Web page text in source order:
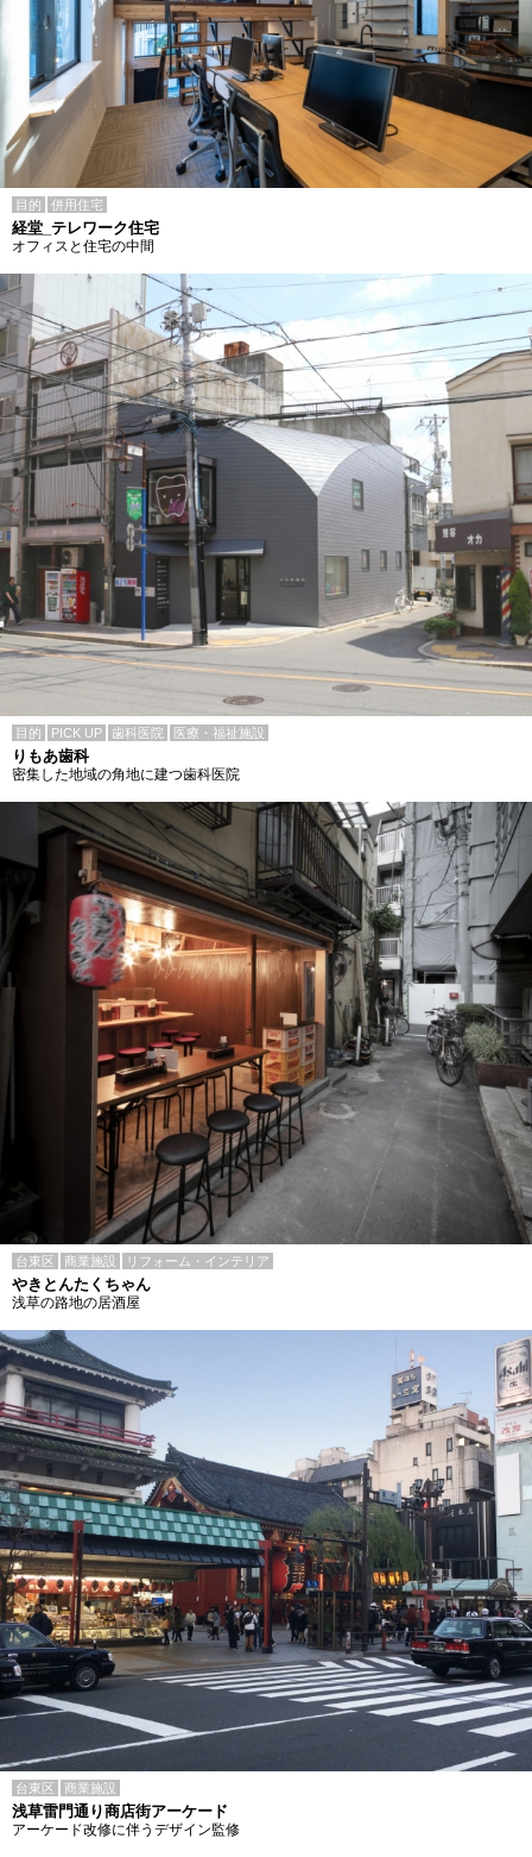
目的 併用住宅
経堂_テレワーク住宅
オフィスと住宅の中間
目的 PICK UP 歯科医院 医療・福祉施設
りもあ歯科
密集した地域の角地に建つ歯科医院
台東区 商業施設 リフォーム・インテリア
やきとんたくちゃん
浅草の路地の居酒屋
台東区 商業施設
浅草雷門通り商店街アーケード
アーケード改修に伴うデザイン監修